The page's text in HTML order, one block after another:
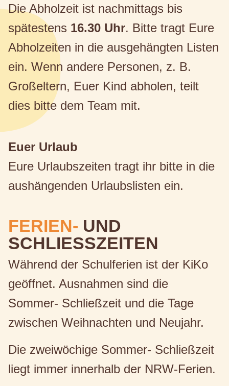
Die Abholzeit ist nachmittags bis
spätestens 16.30 Uhr. Bitte tragt Eure
Abholzeiten in die ausgehängten Listen
ein. Wenn andere Personen, z. B.
Großeltern, Euer Kind abholen, teilt
dies bitte dem Team mit.
Euer Urlaub
Eure Urlaubszeiten tragt ihr bitte in die
aushängenden Urlaubslisten ein.
FERIEN- UND
SCHLIESSZEITEN
Während der Schulferien ist der KiKo
geöffnet. Ausnahmen sind die
Sommer- Schließzeit und die Tage
zwischen Weihnachten und Neujahr.
Die zweiwöchige Sommer- Schließzeit
liegt immer innerhalb der NRW-Ferien.